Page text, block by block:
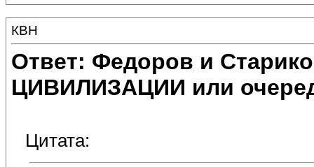
КВН
Ответ: Федоров и
ЦИВИЛИЗАЦИИ или
Цитата: